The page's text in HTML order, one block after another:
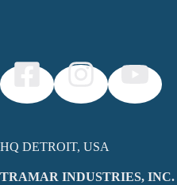
HQ DETROIT, USA
TRAMAR INDUSTRIES, INC.